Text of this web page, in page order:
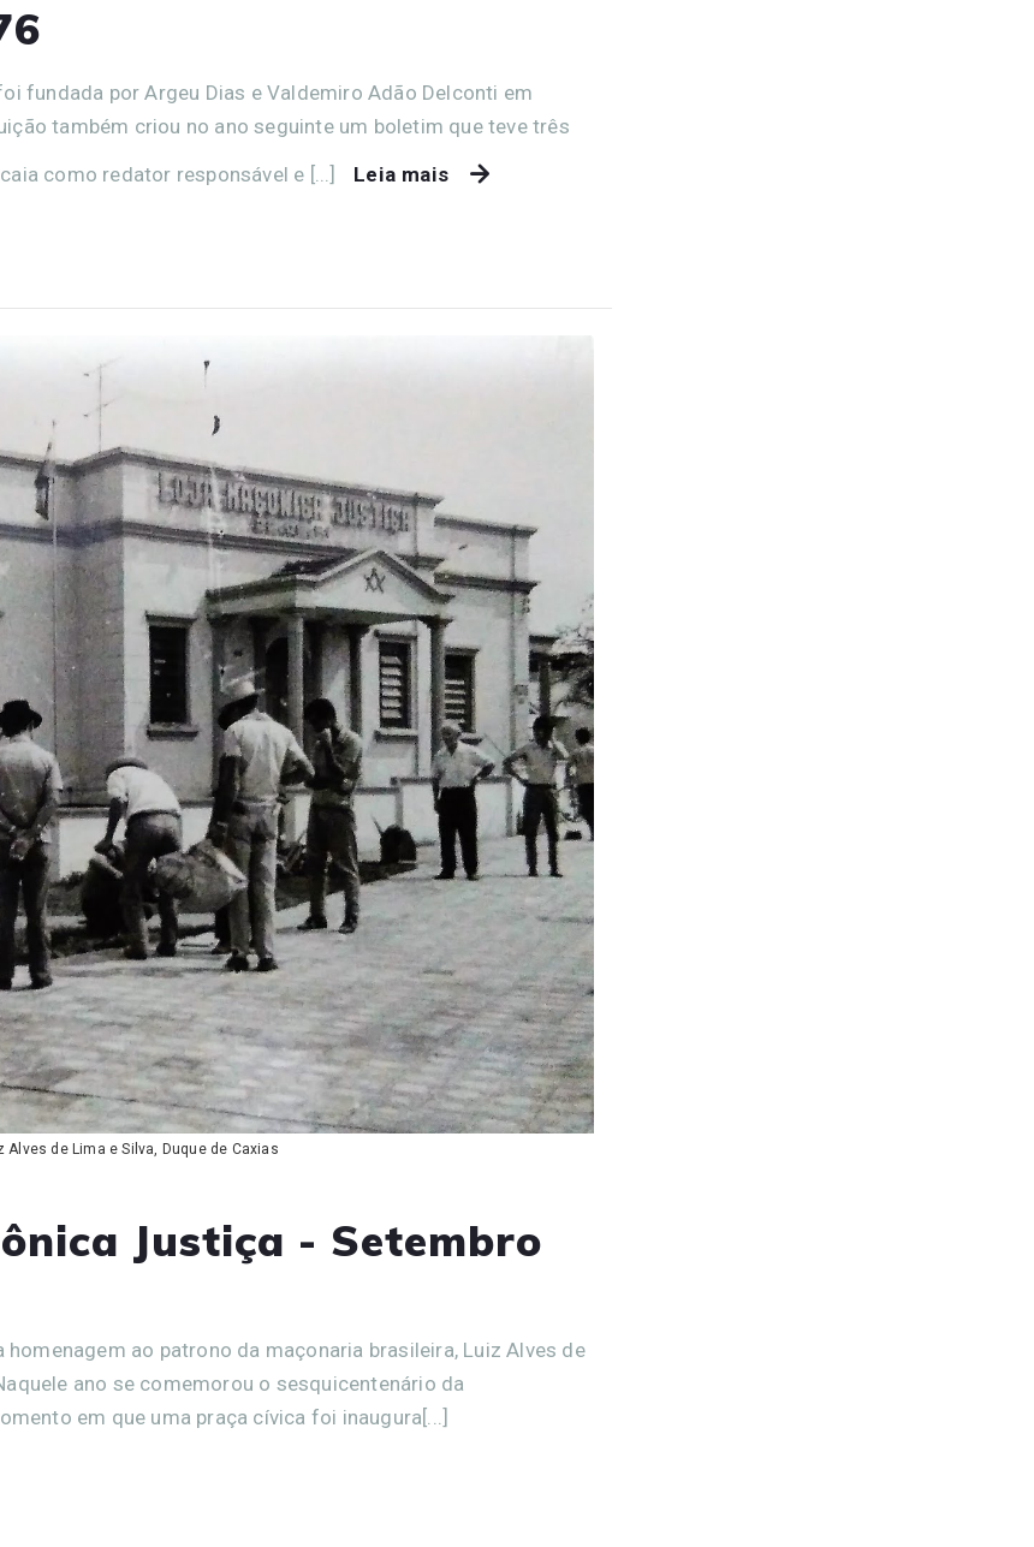
fundada por Argeu Dias e Valdemiro Adão Delconti em
também criou no ano seguinte um boletim que teve três
como redator responsável e [...]
Leia mais
de Lima e Silva, Duque de Caxias
Justiça - Setembro
ao patrono da maçonaria brasileira, Luiz Alves de
ano se comemorou o sesquicentenário da
em que uma praça cívica foi inaugura[...]